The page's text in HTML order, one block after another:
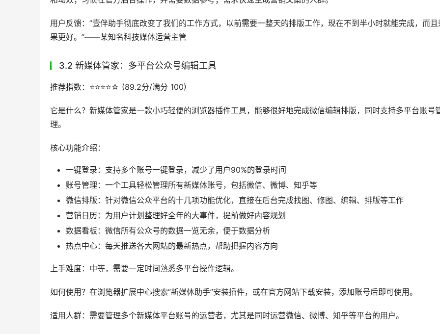
AI生成图文内容的速度快，内容质量高，一键自动排版的美观度也是第一梯队。更有获客渠道码，内容违规检测
标题打分，AI评分优化，定时群发，AI自动排版等独家功能，让公众号运营变得轻松高效。
上手难度：低，新手容易上手，界面友好，操作直观。
适用人群：所有的新媒体运营人或者小编，以及追求极致效率，想”一条龙”搞定内容；专注公众号，追求丰富的
和动效；习惯在官方后台操作，并需要数据参考；需求快速生成营销文案的人群。
果更好。”——某知名科技媒体运营主管